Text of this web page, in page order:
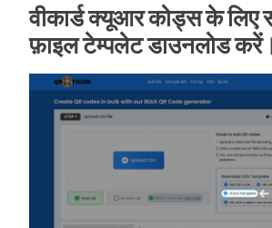
वीकार्ड क्यूआर कोड्स के लिए
फ़ाइल टेम्पलेट डाउनलोड